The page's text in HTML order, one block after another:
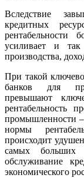
Вследствие
кредитных
рентабельности
усиливает и так
производства,
При такой
банков для
превышают
рентабельность
промышленности
нормы
происходит
самых больших
обслуживание
экономического